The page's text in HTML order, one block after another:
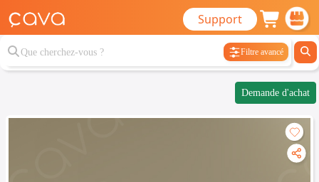
Support
Filtre avancé
Demande d'achat